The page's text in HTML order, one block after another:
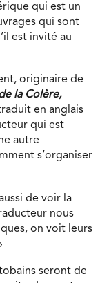
qui est un
qui sont
est invité au
originaire de
la Colère,
en anglais
qui est
autre
s’organiser
de voir la
nous
on voit leurs
seront de